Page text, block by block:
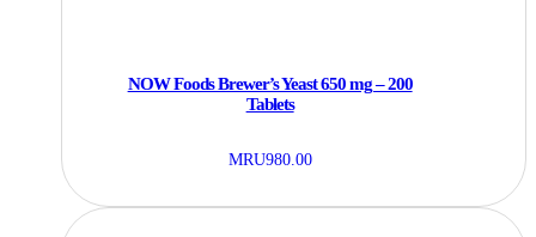
NOW Foods Brewer’s Yeast 650 mg – 200
Tablets
MRU980.00